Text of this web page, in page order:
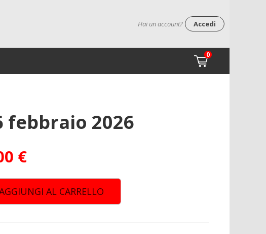
Hai un account? Accedi
0
febbraio 2026
€
AL CARRELLO